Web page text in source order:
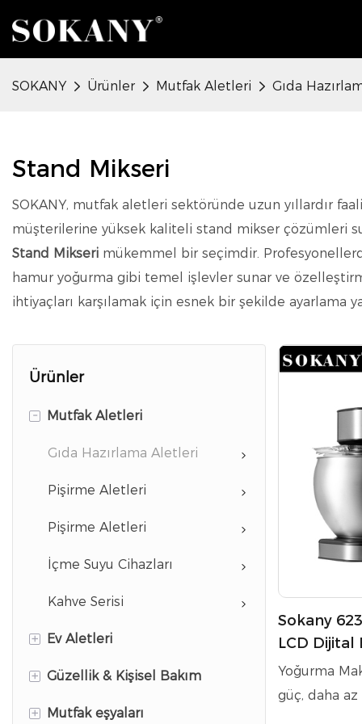
SOKANY Ürünler Mutfak Aletleri Gıda
Stand Mikseri
SOKANY, mutfak aletleri sektöründe uzun yıllardır
müşterilerine yüksek kaliteli stand mikser çözümleri
Stand Mikseri mükemmel bir seçimdir.
hamur yoğurma gibi temel işlevler sunar ve
ihtiyaçları karşılamak için esnek bir şekilde ayarlama
Ürünler
- Mutfak Aletleri
Gıda Hazırlama Aletleri
Pişirme Aletleri
Pişirme Aletleri
İçme Suyu Cihazları
Kahve Serisi
+ Ev Aletleri
Giysi Bakım Aletleri
Temizlik Aletleri
+ Güzellik & Kişisel Bakım
Saç Şekillendirme Aletleri
+ Mutfak eşyaları
Sokany
LCD Dijital
Verimliliği
Yoğurma
güç, daha az